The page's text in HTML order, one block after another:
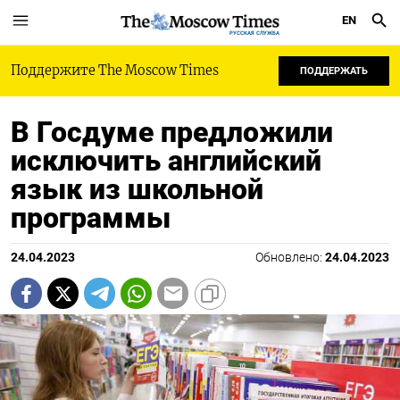
РУССКАЯ СЛУЖБА
EN
Поддержите The Moscow Times ПОДДЕРЖАТЬ
В Госдуме предложили
исключить английский
язык из школьной
программы
24.04.2023 Обновлено: 24.04.2023